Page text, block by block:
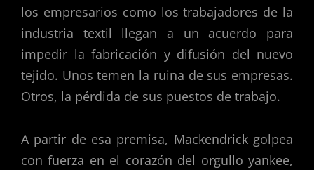
los empresarios como los trabajadores de la
industria textil llegan a un acuerdo para
impedir la fabricación y difusión del nuevo
tejido. Unos temen la ruina de sus empresas.
Otros, la pérdida de sus puestos de trabajo.
A partir de esa premisa, Mackendrick golpea
con fuerza en el corazón del orgullo yankee,